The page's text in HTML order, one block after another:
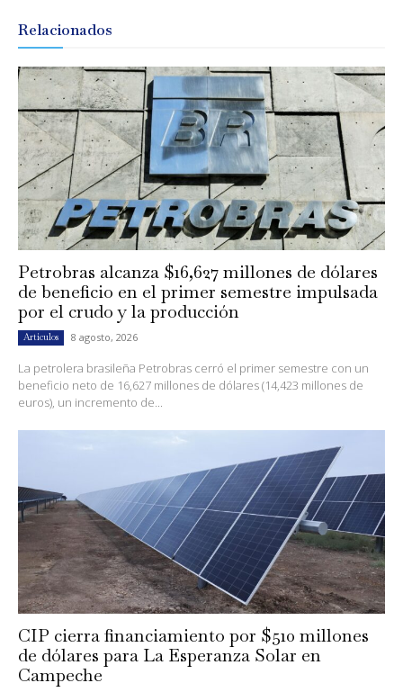
Relacionados
Petrobras alcanza $16,627 millones de dólares
de beneficio en el primer semestre impulsada
por el crudo y la producción
Artículos 8 agosto, 2026
La petrolera brasileña Petrobras cerró el primer semestre con un
beneficio neto de 16,627 millones de dólares (14,423 millones de
euros), un incremento de...
CIP cierra financiamiento por $510 millones
de dólares para La Esperanza Solar en
Campeche